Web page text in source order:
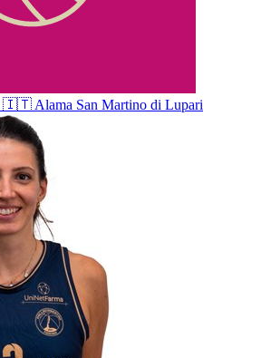
🇮🇹Alama San Martino di Lupari